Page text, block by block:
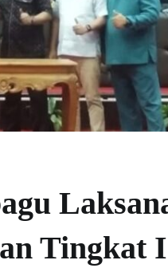
Tingkat